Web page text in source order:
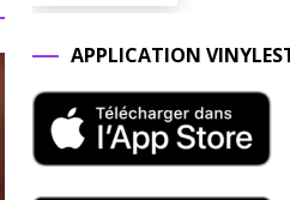
APPLICATION